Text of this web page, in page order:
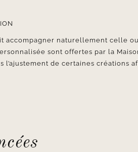
accompagner naturellement celle
sont offertes par la
l’ajustement de certaines créations